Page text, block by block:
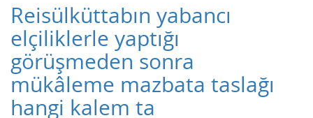
Reisülküttabın yabancı
elçiliklerle yaptığı
görüşmeden sonra
mükâleme mazbata taslağı
hangi kalem ta